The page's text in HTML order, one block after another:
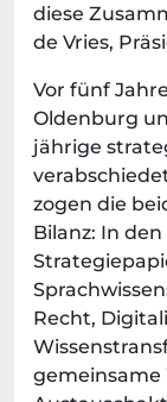
diese
de Vries,
Vor fünf
Oldenburg
jährige
zogen die
Bilanz: In
Recht,
gemeinsame